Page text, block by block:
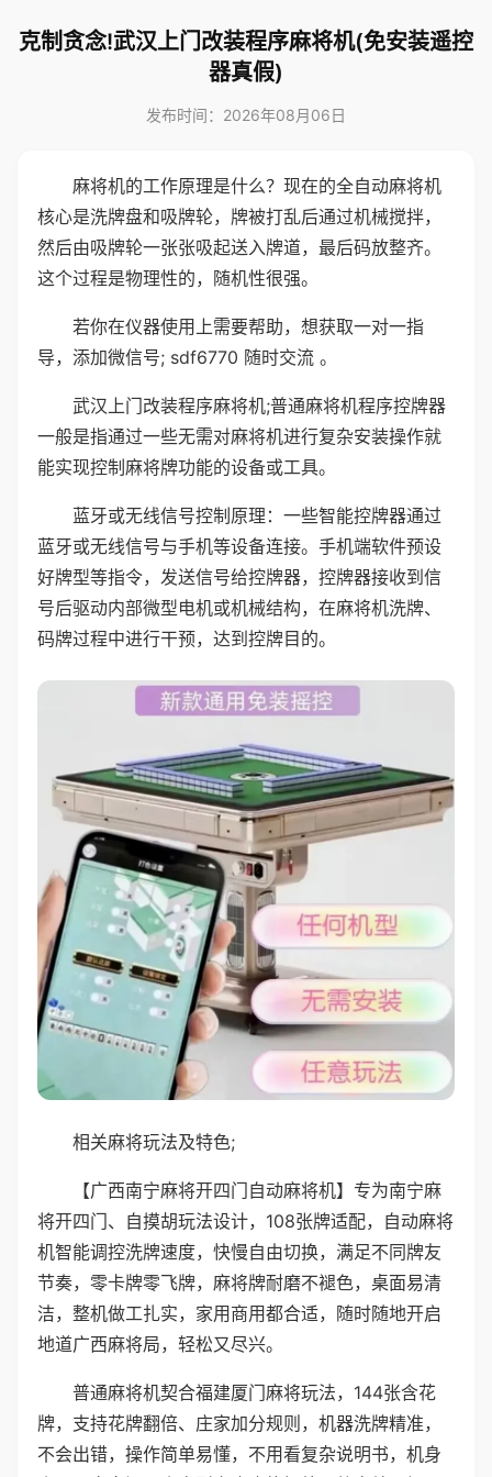
克制贪念!武汉上门改装程序麻将机(免安装遥控
器真假)
发布时间：2026年08月06日
麻将机的工作原理是什么？现在的全自动麻将机
核心是洗牌盘和吸牌轮，牌被打乱后通过机械搅拌，
然后由吸牌轮一张张吸起送入牌道，最后码放整齐。
这个过程是物理性的，随机性很强。
若你在仪器使用上需要帮助，想获取一对一指
导，添加微信号; sdf6770 随时交流 。
武汉上门改装程序麻将机;普通麻将机程序控牌器
一般是指通过一些无需对麻将机进行复杂安装操作就
能实现控制麻将牌功能的设备或工具。
蓝牙或无线信号控制原理：一些智能控牌器通过
蓝牙或无线信号与手机等设备连接。手机端软件预设
好牌型等指令，发送信号给控牌器，控牌器接收到信
号后驱动内部微型电机或机械结构，在麻将机洗牌、
码牌过程中进行干预，达到控牌目的。
相关麻将玩法及特色;
【广西南宁麻将开四门自动麻将机】专为南宁麻
将开四门、自摸胡玩法设计，108张牌适配，自动麻将
机智能调控洗牌速度，快慢自由切换，满足不同牌友
节奏，零卡牌零飞牌，麻将牌耐磨不褪色，桌面易清
洁，整机做工扎实，家用商用都合适，随时随地开启
地道广西麻将局，轻松又尽兴。
普通麻将机契合福建厦门麻将玩法，144张含花
牌，支持花牌翻倍、庄家加分规则，机器洗牌精准，
不会出错，操作简单易懂，不用看复杂说明书，机身